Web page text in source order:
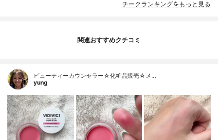
チークランキングをもっと見る
関連おすすめクチコミ
ビューティーカウンセラー☆化粧品販売☆メ…
yung